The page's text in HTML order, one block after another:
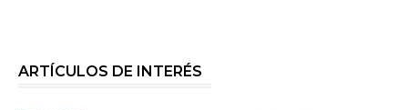
ARTÍCULOS DE INTERÉS